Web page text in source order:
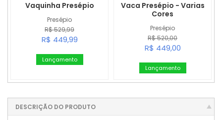
Presépio
Vaquinha Presépio
R$ 529,99
R$ 449,99
Lançamento
Presépio
Vaca Presépio - Varias
Cores
R$ 520,00
R$ 449,00
Lançamento
DESCRIÇÃO DO PRODUTO